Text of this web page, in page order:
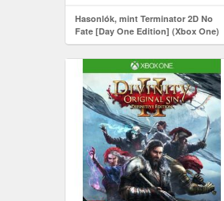
Hasonlók, mint Terminator 2D No
Fate [Day One Edition] (Xbox One)